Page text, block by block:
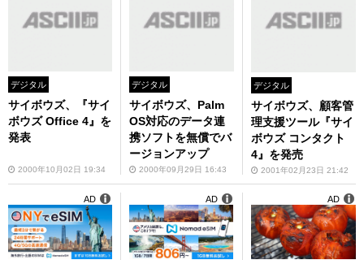
デジタル
サイボウズ、『サイ
ボウズ Office 4』を
発表
2000年10月02日 19:34
デジタル
サイボウズ、Palm
OS対応のデータ連
携ソフトを無償でバ
ージョンアップ
2000年09月29日 16:43
デジタル
サイボウズ、顧客管
理支援ツール『サイ
ボウズ コンタクト
4』を発売
2001年02月23日 21:42
AD AD AD